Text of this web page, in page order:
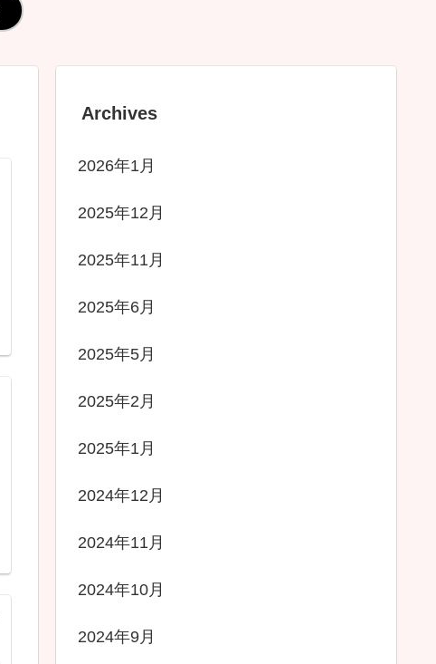
Archives
2026年1月
2025年12月
2025年11月
2025年6月
2025年5月
2025年2月
2025年1月
2024年12月
2024年11月
2024年10月
2024年9月